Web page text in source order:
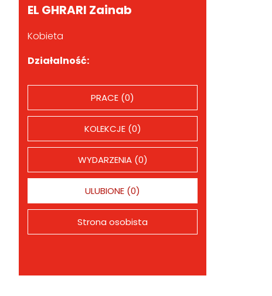
EL GHRARI Zainab
Kobieta
Działalność:
PRACE (0)
KOLEKCJE (0)
WYDARZENIA (0)
ULUBIONE (0)
Strona osobista